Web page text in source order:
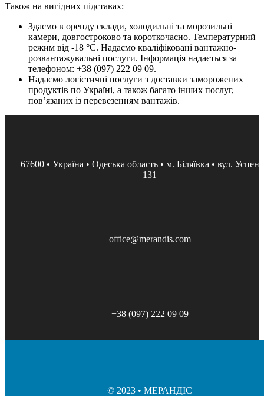
Також на вигідних підставах:
Здаємо в оренду склади, холодильні та морозильні
камери, довгостроково та короткочасно. Температурний
режим від -18 °С. Надаємо кваліфіковані вантажно-
розвантажувальні послуги. Інформація надається за
телефоном: +38 (097) 222 09 09.
Надаємо логістичні послуги з доставки заморожених
продуктів по Україні, а також багато інших послуг,
пов’язаних із перевезенням вантажів.
67600 • Україна • Одеська область • м. Біляївка • вул.
131
office@merandis.com
+38 (097) 222 09 09
© 2023 • МЕРАНДІС